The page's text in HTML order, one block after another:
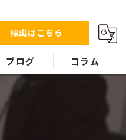
標識はこちら
ブログ コラム